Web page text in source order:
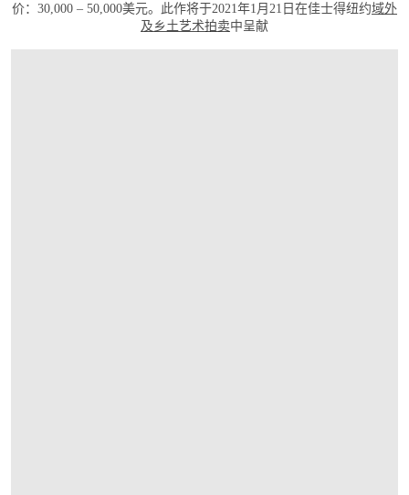
价：30,000 – 50,000美元。此作将于2021年1月21日在佳士得纽约域外
及乡土艺术拍卖中呈献